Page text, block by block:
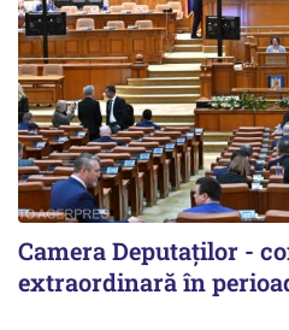
Camera Deputaților -
extraordinară în